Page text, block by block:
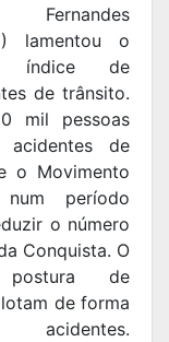
Fernandes
lamentou o
índice de
de trânsito.
mil pessoas
de
o Movimento
período
o número
Conquista. O
postura de
de forma
acidentes.